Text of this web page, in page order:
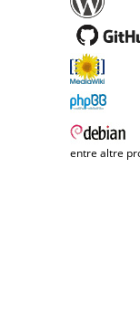
entre altre